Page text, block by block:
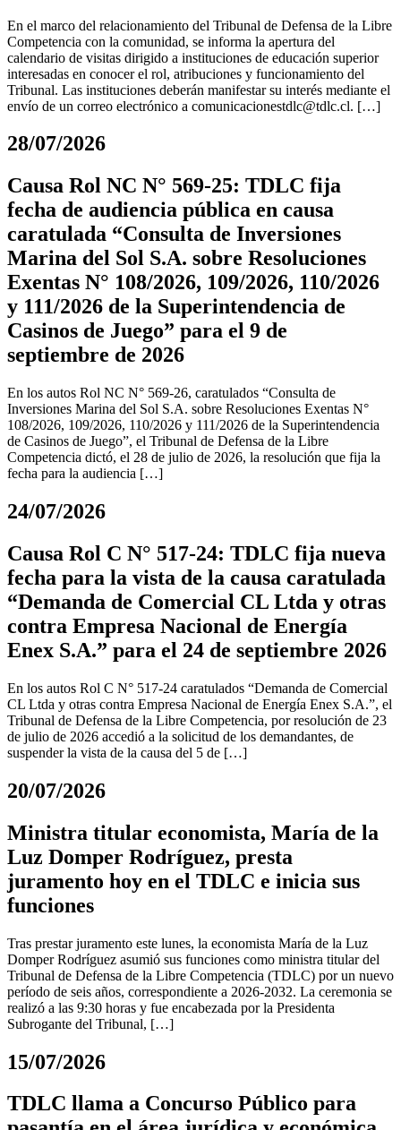
En el marco del relacionamiento del Tribunal de Defensa de la Libre
Competencia con la comunidad, se informa la apertura del
calendario de visitas dirigido a instituciones de educación superior
interesadas en conocer el rol, atribuciones y funcionamiento del
Tribunal. Las instituciones deberán manifestar su interés mediante el
envío de un correo electrónico a comunicacionestdlc@tdlc.cl. […]
28/07/2026
Causa Rol NC N° 569-25: TDLC fija
fecha de audiencia pública en causa
caratulada “Consulta de Inversiones
Marina del Sol S.A. sobre Resoluciones
Exentas N° 108/2026, 109/2026, 110/2026
y 111/2026 de la Superintendencia de
Casinos de Juego” para el 9 de
septiembre de 2026
En los autos Rol NC N° 569-26, caratulados “Consulta de
Inversiones Marina del Sol S.A. sobre Resoluciones Exentas N°
108/2026, 109/2026, 110/2026 y 111/2026 de la Superintendencia
de Casinos de Juego”, el Tribunal de Defensa de la Libre
Competencia dictó, el 28 de julio de 2026, la resolución que fija la
fecha para la audiencia […]
24/07/2026
Causa Rol C N° 517-24: TDLC fija nueva
fecha para la vista de la causa caratulada
“Demanda de Comercial CL Ltda y otras
contra Empresa Nacional de Energía
Enex S.A.” para el 24 de septiembre 2026
En los autos Rol C N° 517-24 caratulados “Demanda de Comercial
CL Ltda y otras contra Empresa Nacional de Energía Enex S.A.”, el
Tribunal de Defensa de la Libre Competencia, por resolución de 23
de julio de 2026 accedió a la solicitud de los demandantes, de
suspender la vista de la causa del 5 de […]
20/07/2026
Ministra titular economista, María de la
Luz Domper Rodríguez, presta
juramento hoy en el TDLC e inicia sus
funciones
Tras prestar juramento este lunes, la economista María de la Luz
Domper Rodríguez asumió sus funciones como ministra titular del
Tribunal de Defensa de la Libre Competencia (TDLC) por un nuevo
período de seis años, correspondiente a 2026-2032. La ceremonia se
realizó a las 9:30 horas y fue encabezada por la Presidenta
Subrogante del Tribunal, […]
15/07/2026
TDLC llama a Concurso Público para